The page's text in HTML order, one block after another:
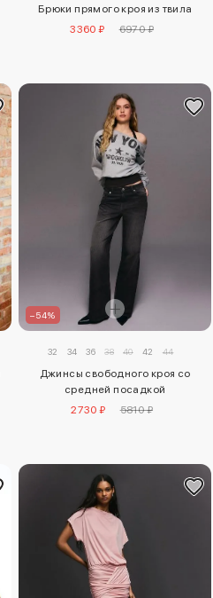
Брюки прямого кроя из твила
3360 ₽
6970 ₽
–54%
32 34 36 38 40 42 44
Джинсы свободного кроя со
средней посадкой
2730 ₽
5810 ₽